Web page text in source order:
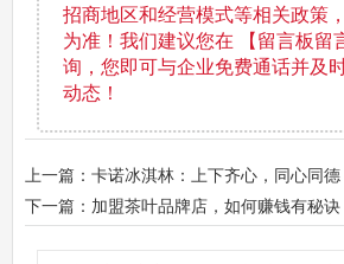
招商地区和经营模式等相关政策
为准！我们建议您在 【留言板留
询，您即可与企业免费通话并及
动态！
上一篇：卡诺冰淇林：上下齐心，同心同德
下一篇：加盟茶叶品牌店，如何赚钱有秘诀